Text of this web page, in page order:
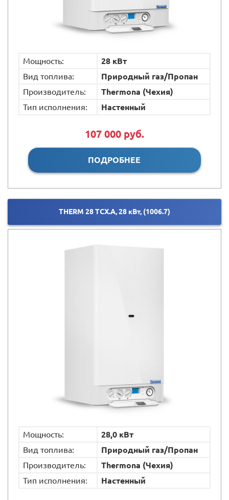
Мощность:
28 кВт
Вид топлива:
Природный газ/Пропан
Производитель:
Thermona (Чехия)
Тип исполнения:
Настенный
107 000 руб.
ПОДРОБНЕЕ
THERM 28 TCХ.А, 28 кВт, (1006.7)
Мощность:
28,0 кВт
Вид топлива:
Природный газ/Пропан
Производитель:
Thermona (Чехия)
Тип исполнения:
Настенный